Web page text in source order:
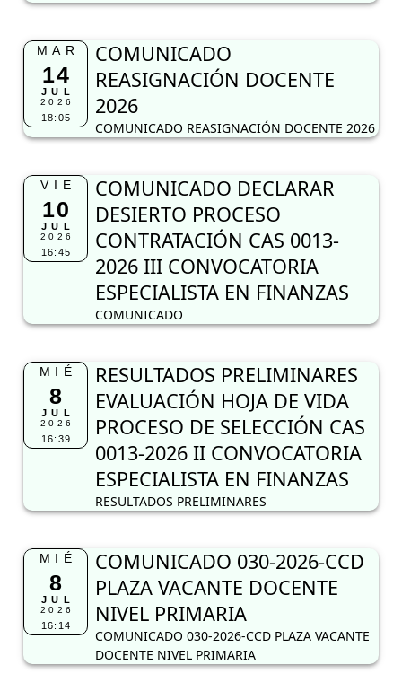
MAR
14
JUL
2026
18:05
COMUNICADO
REASIGNACIÓN DOCENTE
2026
COMUNICADO REASIGNACIÓN DOCENTE 2026
VIE
10
JUL
2026
16:45
COMUNICADO DECLARAR
DESIERTO PROCESO
CONTRATACIÓN CAS 0013-
2026 III CONVOCATORIA
ESPECIALISTA EN FINANZAS
COMUNICADO
MIÉ
8
JUL
2026
16:39
RESULTADOS PRELIMINARES
EVALUACIÓN HOJA DE VIDA
PROCESO DE SELECCIÓN CAS
0013-2026 II CONVOCATORIA
ESPECIALISTA EN FINANZAS
RESULTADOS PRELIMINARES
MIÉ
8
JUL
2026
16:14
COMUNICADO 030-2026-CCD
PLAZA VACANTE DOCENTE
NIVEL PRIMARIA
COMUNICADO 030-2026-CCD PLAZA VACANTE
DOCENTE NIVEL PRIMARIA